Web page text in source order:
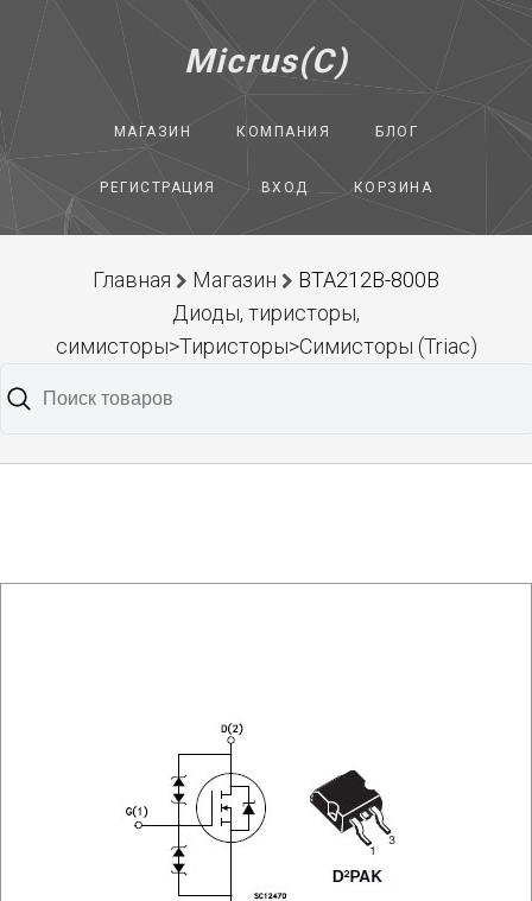
Micrus(C)
МАГАЗИН КОМПАНИЯ БЛОГ
РЕГИСТРАЦИЯ ВХОД КОРЗИНА
Главная Магазин
BTA212B-800B
Диоды, тиристоры,
симисторы>Тиристоры>Симисторы (Triac)